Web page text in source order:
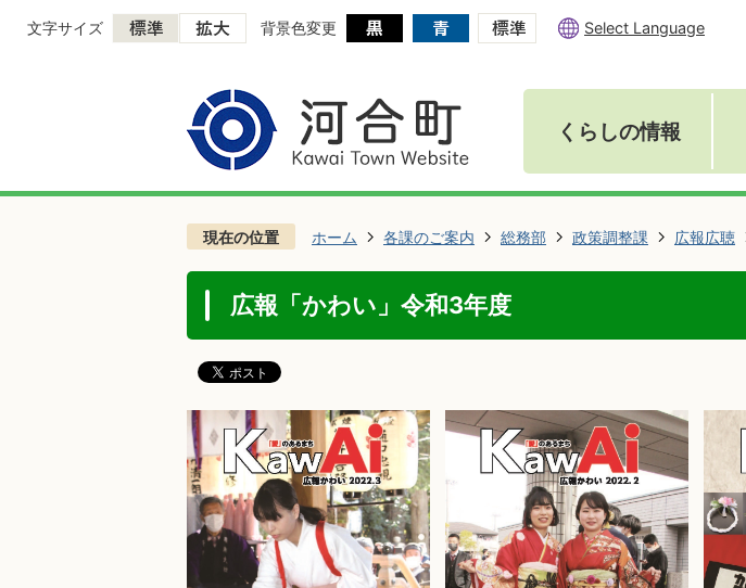
文字サイズ 背景色変更 Select Language
くらしの情報
現在の位置 ホーム 各課のご案内 総務部 政策調整課 広報広聴
広報「かわい」令和3年度